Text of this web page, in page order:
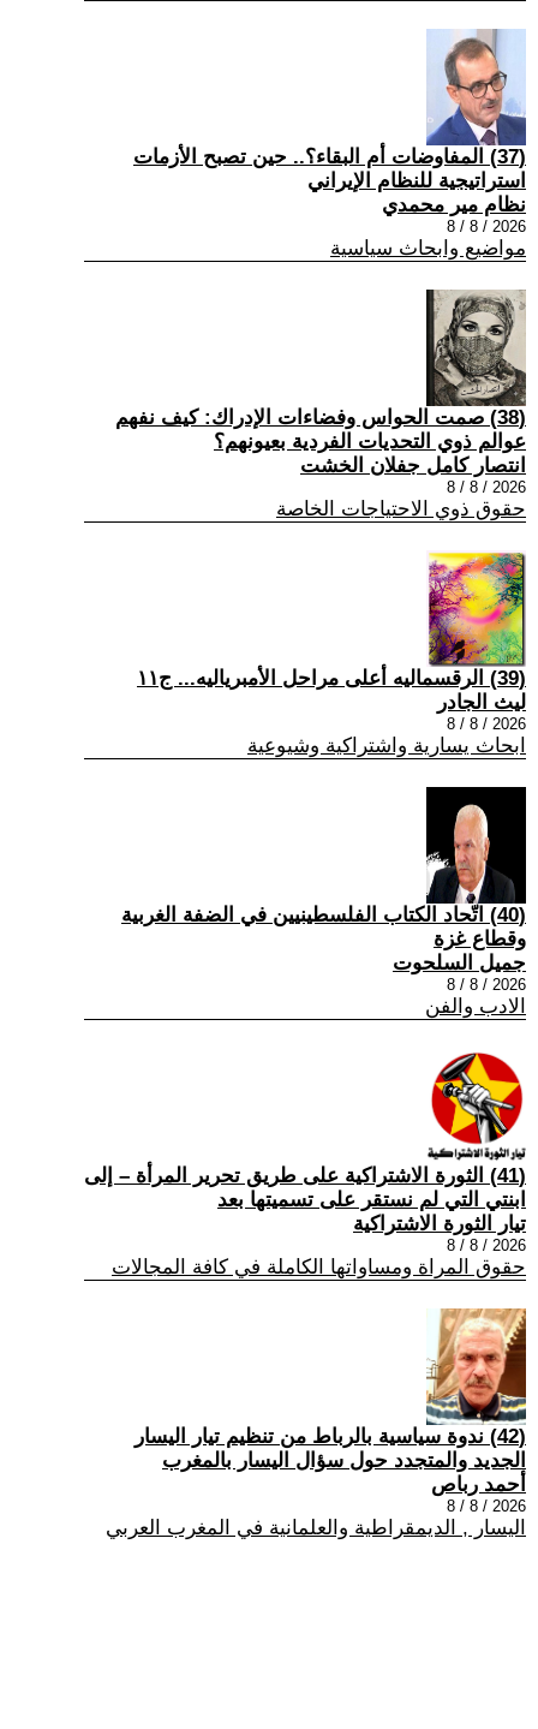
(37) المفاوضات أم البقاء؟.. حين تصبح الأزمات
استراتيجية للنظام الإيراني
نظام مير محمدي
2026 / 8 / 8
مواضيع وابحاث سياسية
(38) صمت الحواس وفضاءات الإدراك: كيف نفهم
عوالم ذوي التحديات الفردية بعيونهم؟
انتصار كامل جفلان الخشت
2026 / 8 / 8
حقوق ذوي الاحتياجات الخاصة
(39) الرقسماليه أعلى مراحل الأمبرياليه... ج١١
ليث الجادر
2026 / 8 / 8
ابحاث يسارية واشتراكية وشيوعية
(40) اتّحاد الكتاب الفلسطينيين في الضفة الغربية
وقطاع غزة
جميل السلحوت
2026 / 8 / 8
الادب والفن
(41) الثورة الاشتراكية على طريق تحرير المرأة – إلى
ابنتي التي لم نستقر على تسميتها بعد
تيار الثورة الاشتراكية
2026 / 8 / 8
حقوق المراة ومساواتها الكاملة في كافة المجالات
(42) ندوة سياسية بالرباط من تنظيم تيار اليسار
الجديد والمتجدد حول سؤال اليسار بالمغرب
أحمد رباص
2026 / 8 / 8
اليسار , الديمقراطية والعلمانية في المغرب العربي